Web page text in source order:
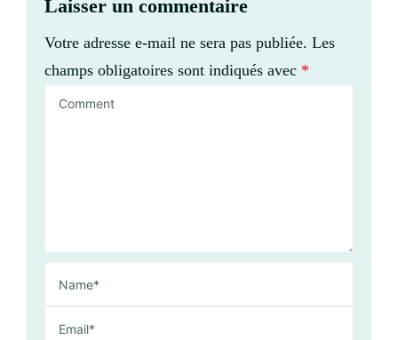
Laisser un commentaire
Votre adresse e-mail ne sera pas publiée. Les
champs obligatoires sont indiqués avec *